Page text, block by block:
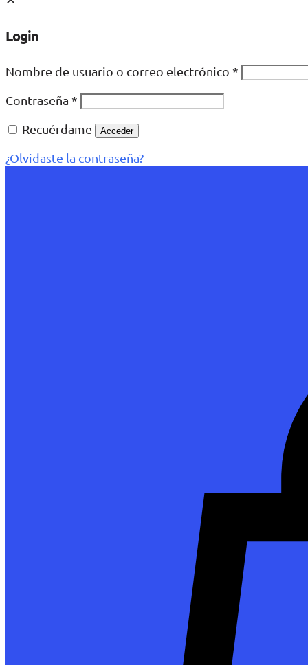
Login
Nombre de usuario o correo electrónico *
Contraseña *
Recuérdame
Acceder
¿Olvidaste la contraseña?